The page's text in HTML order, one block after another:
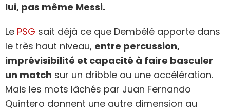
lui, pas même Messi.
Le PSG sait déjà ce que Dembélé apporte dans
le très haut niveau, entre percussion,
imprévisibilité et capacité à faire basculer
un match sur un dribble ou une accélération.
Mais les mots lâchés par Juan Fernando
Quintero donnent une autre dimension au